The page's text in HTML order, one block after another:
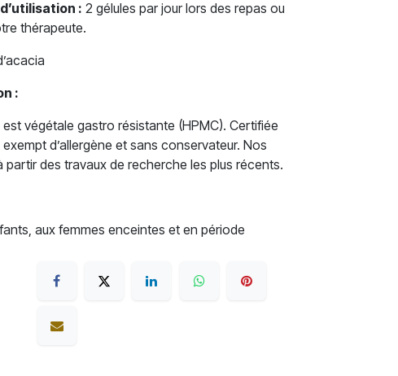
: 2 gélules par jour lors des repas ou
thérapeute.
:
est végétale gastro résistante (HPMC). Certifiée
d’allergène et sans conservateur. Nos
des travaux de recherche les plus récents.
aux femmes enceintes et en période